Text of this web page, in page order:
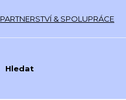
PARTNERSTVÍ & SPOLUPRÁCE
Hledat